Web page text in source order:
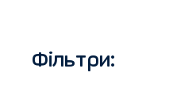
Фільтри: